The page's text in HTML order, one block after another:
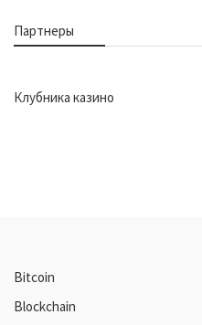
Партнеры
Клубника казино
Bitcoin
Blockchain